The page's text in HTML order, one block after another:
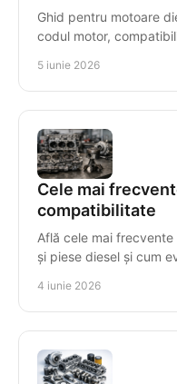
Ghid pentru motoare
codul motor,
5 iunie 2026
Cele mai
compatibilitate
Află cele mai
și piese diesel și cum
4 iunie 2026